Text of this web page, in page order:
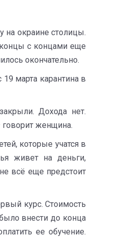
на окраине столицы.
с концами еще
окончательно.
марта карантина в
Дохода нет.
говорит женщина.
которые учатся в
живет на деньги,
всё еще предстоит
курс. Стоимость
внести до конца
ее обучение.